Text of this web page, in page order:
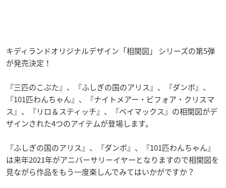
キディランドオリジナルデザイン「相関図」 シリーズの第5弾
が発売決定！
『三匹のこぶた』、『ふしぎの国のアリス』、『ダンボ』、
『101匹わんちゃん』、『ナイトメアー・ビフォア・クリスマ
ス』、『リロ＆スティッチ』、『ベイマックス』の相関図がデ
ザインされた4つのアイテムが登場します。
『ふしぎの国のアリス』、『ダンボ』、『101匹わんちゃん』
は来年2021年がアニバーサリーイヤーとなりますので相関図を
見ながら作品をもう一度楽しんでみてはいかがですか？